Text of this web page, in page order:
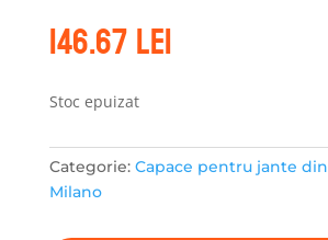
146.67lei
Stoc epuizat
Categorie: Capace pentru jante
Milano